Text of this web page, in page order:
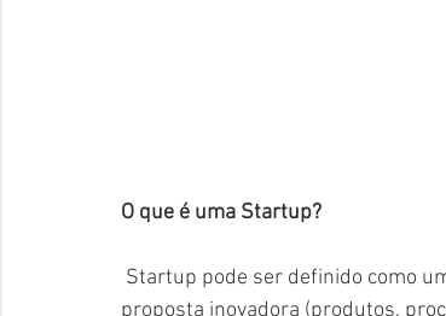
O que é uma Startup?
proposta inovadora (produtos,